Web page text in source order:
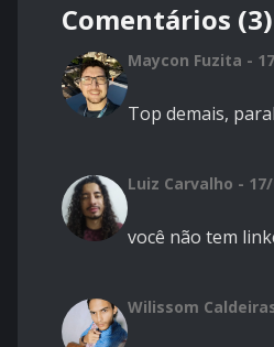
Comentários (3)
Maycon Fuzita -
Top demais,
Luiz Carvalho -
você não tem
Wilissom